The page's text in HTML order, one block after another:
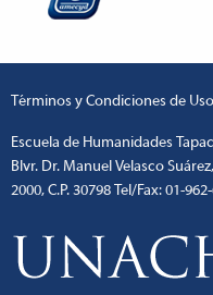
Términos y Condiciones de Uso
Escuela de Humanidades
Blvr. Dr. Manuel Velasco
2000, C.P. 30798 Tel/Fax: 01-
ankara
giriş
restbetcdn.com